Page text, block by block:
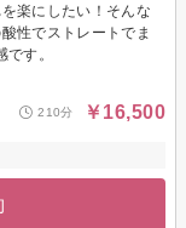
楽にしたい！そんな
性でストレートでま
す。
210分 ￥16,500